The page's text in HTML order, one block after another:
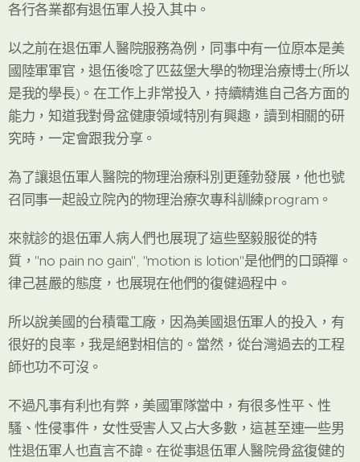
各行各業都有退伍軍人投入其中。
以之前在退伍軍人醫院服務為例，同事中有一位原本是美
國陸軍軍官，退伍後唸了匹茲堡大學的物理治療博士(所以
是我的學長)。在工作上非常投入，持續精進自己各方面的
能力，知道我對骨盆健康領域特別有興趣，讀到相關的研
究時，一定會跟我分享。
為了讓退伍軍人醫院的物理治療科別更蓬勃發展，他也號
召同事一起設立院內的物理治療次專科訓練program。
來就診的退伍軍人病人們也展現了這些堅毅服從的特
質，"no pain no gain", "motion is lotion"是他們的口頭禪。
律己甚嚴的態度，也展現在他們的復健過程中。
所以說美國的台積電工廠，因為美國退伍軍人的投入，有
很好的良率，我是絕對相信的。當然，從台灣過去的工程
師也功不可沒。
不過凡事有利也有弊，美國軍隊當中，有很多性平、性
騷、性侵事件，女性受害人又占大多數，這甚至連一些男
性退伍軍人也直言不諱。在從事退伍軍人醫院骨盆復健的